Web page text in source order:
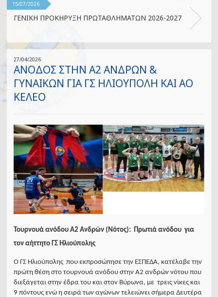
27/04/2026
ΑΝΟΔΟΣ ΣΤΗΝ Α2 ΑΝΔΡΩΝ &
ΓΥΝΑΙΚΩΝ ΓΙΑ ΓΣ ΗΛΙΟΥΠΟΛΗ ΚΑΙ ΑΟ
ΚΕΛΕΟ
Τουρνουά ανόδου Α2 Ανδρών (Νότος): Πρωτιά ανόδου για
τον αήττητο ΓΣ Ηλιούπολης
Ο ΓΣ Ηλιούπολης που εκπροσώπησε την ΕΣΠΕΔΑ, κατέλαβε την
πρώτη θέση στο τουρνουά ανόδου στην Α2 ανδρών νότου που
διεξάγεται στην έδρα του και στον Βύρωνα, με τρεις νίκες και
9 πόντους ενώ η σειρά των αγώνων τελειώνει σήμερα Δευτέρα
15/07/2026
ΓΕΝΙΚΗ ΠΡΟΚΗΡΥΞΗ ΠΡΩΤΑΘΛΗΜΑΤΩΝ 2026-2027